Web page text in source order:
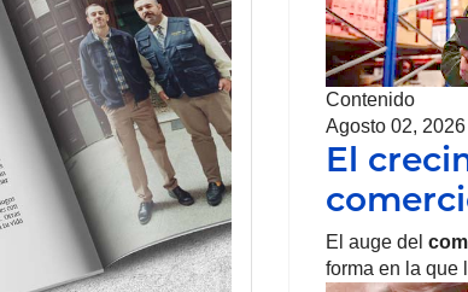
Contenido
Agosto 02, 2026
El
El auge del
forma en la que